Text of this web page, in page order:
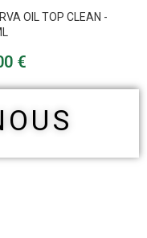
OIL TOP CLEAN -
€